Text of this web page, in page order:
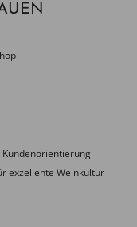
exzellente Weinkultur